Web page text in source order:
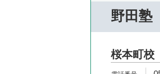
野田塾
桜本町校